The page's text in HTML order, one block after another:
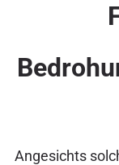
Angesichts